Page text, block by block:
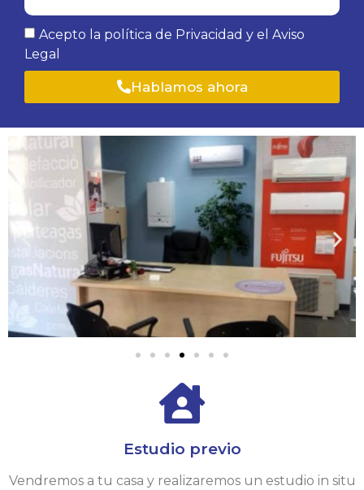
Acepto la política de Privacidad y el Aviso
Legal
Hablamos ahora
Estudio previo
Vendremos a tu casa y realizaremos un estudio in situ